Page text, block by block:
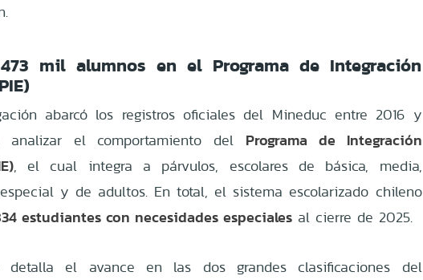
mil alumnos en el Programa de Integración
abarcó los registros oficiales del Mineduc entre 2016 y
analizar el comportamiento del Programa de Integración
, el cual integra a párvulos, escolares de básica, media,
y de adultos. En total, el sistema escolarizado chileno
estudiantes con necesidades especiales al cierre de 2025.
detalla el avance en las dos grandes clasificaciones del